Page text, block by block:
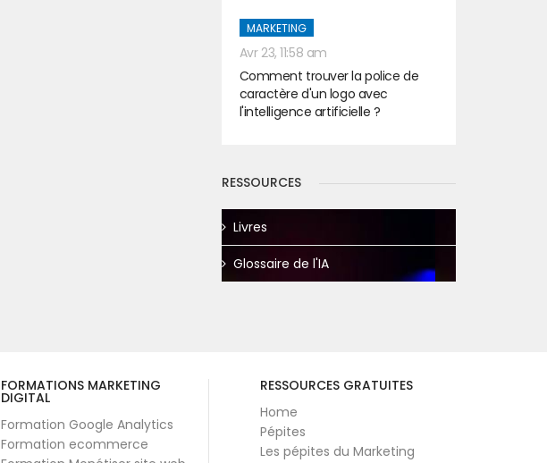
MARKETING
Avr 23, 11:58 am
Comment trouver la police de
caractère d'un logo avec
l'intelligence artificielle ?
RESSOURCES
Livres
Glossaire de l'IA
FORMATIONS MARKETING
DIGITAL
Formation Google Analytics
Formation ecommerce
RESSOURCES GRATUITES
Home
Pépites
Les pépites du Marketing